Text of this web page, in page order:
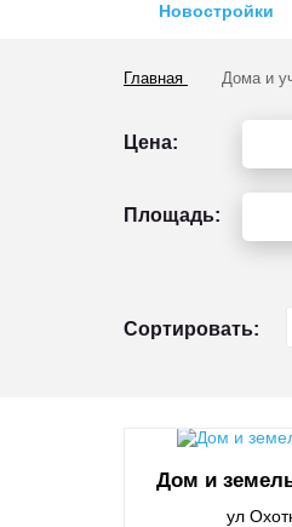
Новостройки
Главная Дома и
Цена:
Площадь:
Сортировать:
Дом и
ул